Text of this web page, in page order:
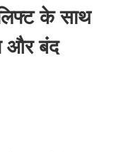
के साथ
और बंद